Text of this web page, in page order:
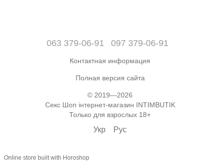
063 379-06-91 097 379-06-91
Контактная информация
Полная версия сайта
© 2019—2026
Секс Шоп інтернет-магазин INTIMBUTIK
Только для взрослых 18+
Укр Рус
Online store built with Horoshop